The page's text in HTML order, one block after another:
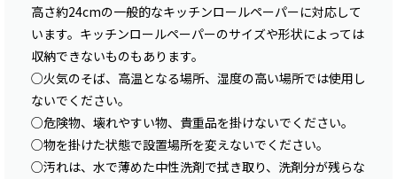
高さ約24cmの一般的なキッチンロールペーパーに対応して
います。キッチンロールペーパーのサイズや形状によっては
収納できないものもあります。
○火気のそば、高温となる場所、湿度の高い場所では使用し
ないでください。
○危険物、壊れやすい物、貴重品を掛けないでください。
○物を掛けた状態で設置場所を変えないでください。
○汚れは、水で薄めた中性洗剤で拭き取り、洗剤分が残らな